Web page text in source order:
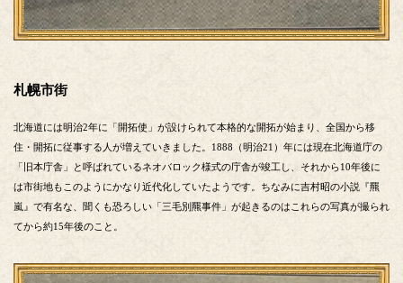
札幌市街
北海道には明治2年に「開拓使」が設けられて本格的な開拓が始まり、全国から移
住・開拓に従事する人が増えていきました。1888（明治21）年には現在北海道庁の
「旧本庁舎」と呼ばれているネオバロック様式の庁舎が竣工し、それから10年後に
は市街地もこのようにかなり近代化していたようです。ちなみに吉村昭の小説『羆
嵐』で有名な、聞くも恐ろしい「三毛別羆事件」が起きるのはこれらの写真が撮られ
てから約15年後のこと。